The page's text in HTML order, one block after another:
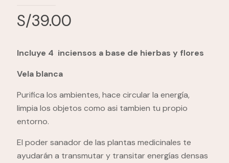
S/39.00
Incluye 4 inciensos a base de hierbas y flores
Vela blanca
Purifica los ambientes, hace circular la energía,
limpia los objetos como asi tambien tu propio
entorno.
El poder sanador de las plantas medicinales te
ayudarán a transmutar y transitar energías densas